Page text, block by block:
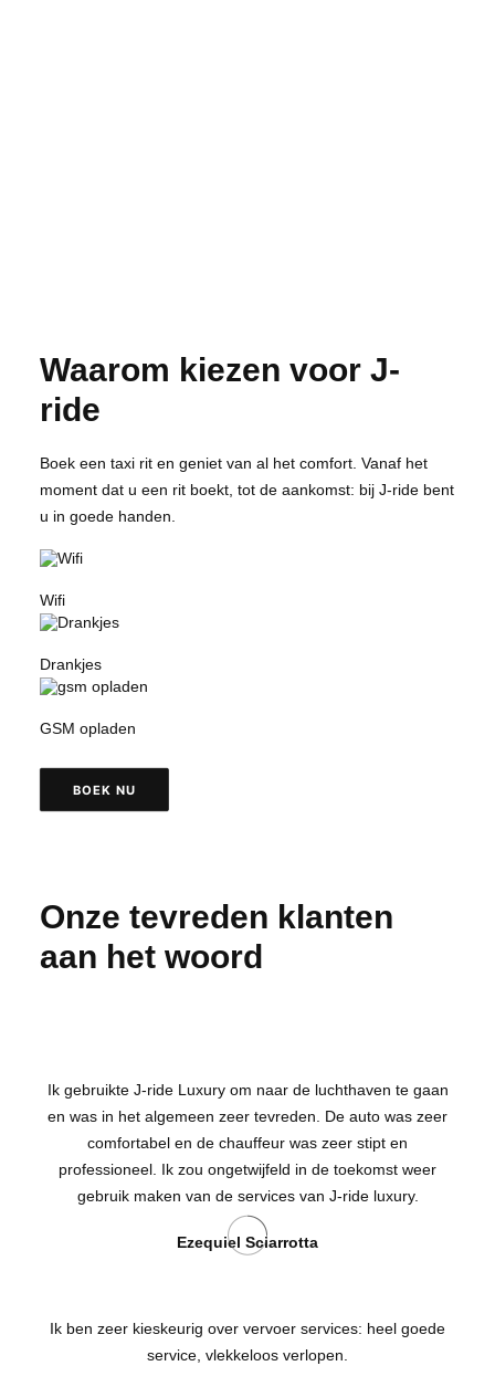
Waarom kiezen voor J-
ride
Boek een taxi rit en geniet van al het comfort. Vanaf het
moment dat u een rit boekt, tot de aankomst: bij J-ride bent
u in goede handen.
Wifi
Drankjes
GSM opladen
BOEK NU
Onze tevreden klanten
aan het woord
Ik gebruikte J-ride Luxury om naar de luchthaven te gaan
en was in het algemeen zeer tevreden. De auto was zeer
comfortabel en de chauffeur was zeer stipt en
professioneel. Ik zou ongetwijfeld in de toekomst weer
gebruik maken van de services van J-ride luxury.
Ezequiel Sciarrotta
Ik ben zeer kieskeurig over vervoer services: heel goede
service, vlekkeloos verlopen.